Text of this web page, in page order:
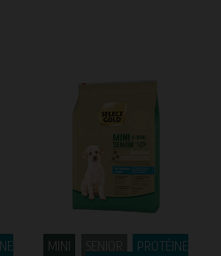
MINI
PROTÉINE